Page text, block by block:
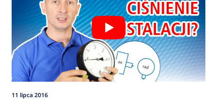
11 lipca 2016